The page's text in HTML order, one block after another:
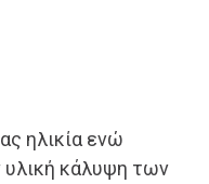
ηλικία ενώ
υλική κάλυψη των